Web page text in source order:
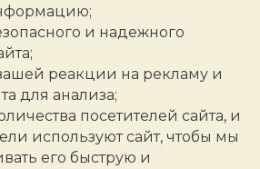
и надежного
реакции на рекламу и
для анализа;
посетителей сайта, и
используют сайт, чтобы мы
его быструю и